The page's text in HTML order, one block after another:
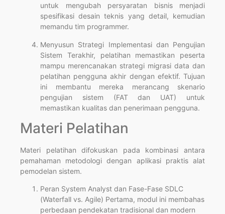
untuk mengubah persyaratan bisnis menjadi
spesifikasi desain teknis yang detail, kemudian
memandu tim programmer.
Menyusun Strategi Implementasi dan Pengujian
Sistem Terakhir, pelatihan memastikan peserta
mampu merencanakan strategi migrasi data dan
pelatihan pengguna akhir dengan efektif. Tujuan
ini membantu mereka merancang skenario
pengujian sistem (FAT dan UAT) untuk
memastikan kualitas dan penerimaan pengguna.
Materi Pelatihan
Materi pelatihan difokuskan pada kombinasi antara
pemahaman metodologi dengan aplikasi praktis alat
pemodelan sistem.
Peran System Analyst dan Fase-Fase SDLC
(Waterfall vs. Agile) Pertama, modul ini membahas
perbedaan pendekatan tradisional dan modern